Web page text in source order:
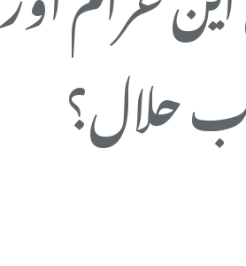
حلال؟